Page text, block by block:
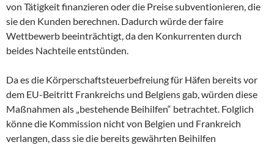
von Tätigkeit finanzieren oder die Preise subventionieren, die
sie den Kunden berechnen. Dadurch würde der faire
Wettbewerb beeinträchtigt, da den Konkurrenten durch
beides Nachteile entstünden.
Da es die Körperschaftsteuerbefreiung für Häfen bereits vor
dem EU-Beitritt Frankreichs und Belgiens gab, würden diese
Maßnahmen als „bestehende Beihilfen“ betrachtet. Folglich
könne die Kommission nicht von Belgien und Frankreich
verlangen, dass sie die bereits gewährten Beihilfen